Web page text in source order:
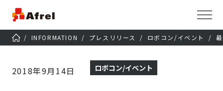
INFORMATION プレスリリース ロボコン/イベント
2018年9月14日 ロボコン/イベント